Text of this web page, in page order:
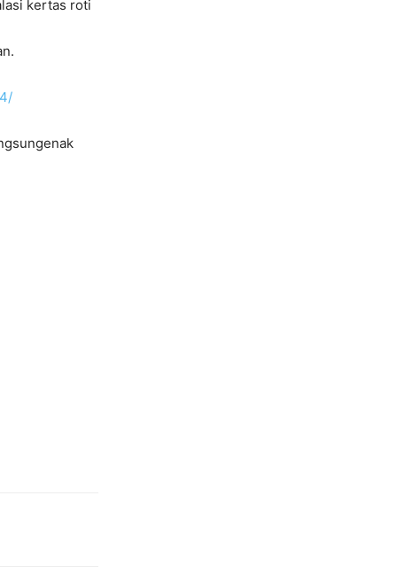
kertas roti